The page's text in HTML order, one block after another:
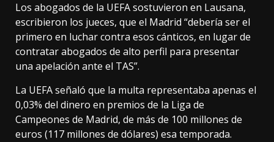
Los abogados de la UEFA sostuvieron en Lausana,
escribieron los jueces, que el Madrid “debería ser el
primero en luchar contra esos cánticos, en lugar de
contratar abogados de alto perfil para presentar
una apelación ante el TAS”.
La UEFA señaló que la multa representaba apenas el
0,03% del dinero en premios de la Liga de
Campeones de Madrid, de más de 100 millones de
euros (117 millones de dólares) esa temporada.